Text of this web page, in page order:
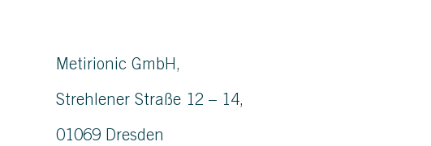
Metirionic GmbH,
Strehlener Straße 12 – 14,
01069 Dresden